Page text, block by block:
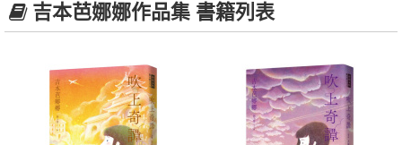
吉本芭娜娜作品集 書籍列表